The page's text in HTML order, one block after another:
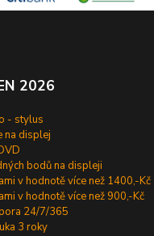
2026
- stylus
na displej
bodů na displeji
v hodnotě více než 1400,-Kč
v hodnotě více než 900,-Kč
24/7/365
3 roky